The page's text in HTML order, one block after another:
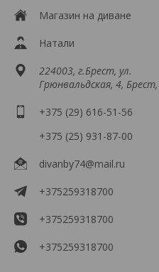
Магазин на диване
Натали
224003, г.Брест, ул.
Грюнвальдская, 4, Брест,
+375 (29) 616-51-56
+375 (25) 931-87-00
divanby74@mail.ru
+375259318700
+375259318700
+375259318700